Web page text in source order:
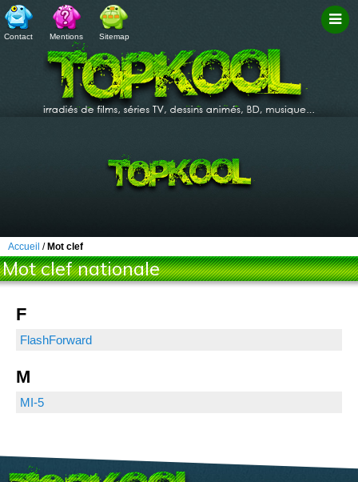
Contact Mentions Sitemap
Accueil / Mot clef
Mot clef nationale
F
FlashForward
M
MI-5